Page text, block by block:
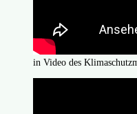
in Video des